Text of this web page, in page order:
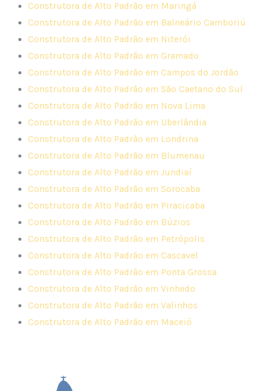
Construtora de Alto Padrão em Maringá
Construtora de Alto Padrão em Balneário Camboriú
Construtora de Alto Padrão em Niterói
Construtora de Alto Padrão em Gramado
Construtora de Alto Padrão em Campos do Jordão
Construtora de Alto Padrão em São Caetano do Sul
Construtora de Alto Padrão em Nova Lima
Construtora de Alto Padrão em Uberlândia
Construtora de Alto Padrão em Londrina
Construtora de Alto Padrão em Blumenau
Construtora de Alto Padrão em Jundiaí
Construtora de Alto Padrão em Sorocaba
Construtora de Alto Padrão em Piracicaba
Construtora de Alto Padrão em Búzios
Construtora de Alto Padrão em Petrópolis
Construtora de Alto Padrão em Cascavel
Construtora de Alto Padrão em Ponta Grossa
Construtora de Alto Padrão em Vinhedo
Construtora de Alto Padrão em Valinhos
Construtora de Alto Padrão em Maceió